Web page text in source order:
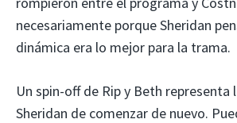
necesariamente porque Sheridan
dinámica era lo mejor para la trama.
Un spin-off de Rip y Beth
Sheridan de comenzar de nuevo.